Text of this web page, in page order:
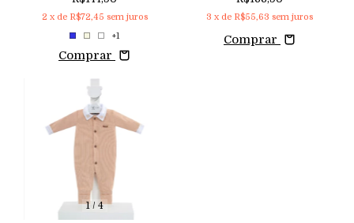
Aconchego
2 x de R$72,45 sem juros
+1
Comprar
Carneirinho Aconchego
3 x de R$55,63 sem juros
Comprar
1/ 4